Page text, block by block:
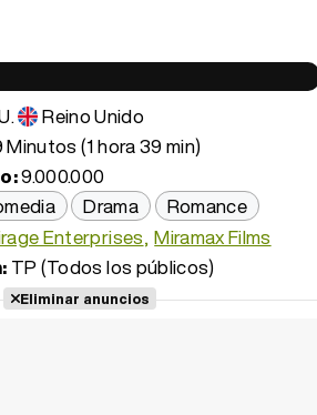
Reino Unido
Minutos (1 hora 39 min)
9.000.000
Drama
Romance
Enterprises Miramax Films
TP (Todos los públicos)
Eliminar anuncios